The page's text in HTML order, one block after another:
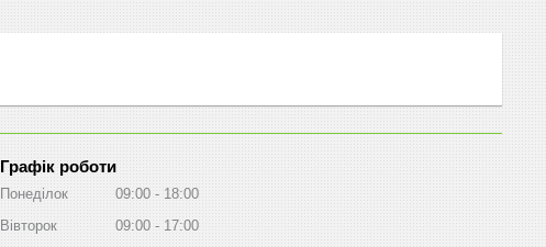
Графік роботи
Понеділок 09:00
18:00
Вівторок
09:00
17:00